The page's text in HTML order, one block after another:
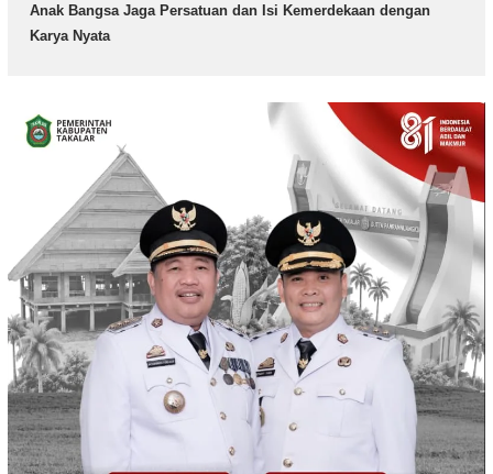
Anak Bangsa Jaga Persatuan dan Isi Kemerdekaan dengan
Karya Nyata